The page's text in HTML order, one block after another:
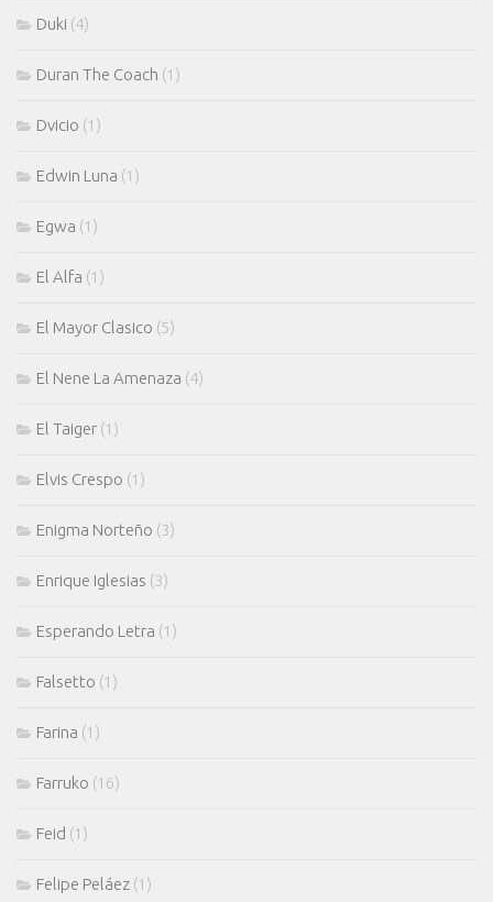
Duki (4)
Duran The Coach (1)
Dvicio (1)
Edwin Luna (1)
Egwa (1)
El Alfa (1)
El Mayor Clasico (5)
El Nene La Amenaza (4)
El Taiger (1)
Elvis Crespo (1)
Enigma Norteño (3)
Enrique Iglesias (3)
Esperando Letra (1)
Falsetto (1)
Farina (1)
Farruko (16)
Feid (1)
Felipe Peláez (1)